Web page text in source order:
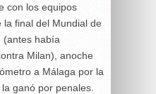
con los equipos
la final del Mundial de
(antes había
Milan), anoche
a Málaga por la
ganó por penales.